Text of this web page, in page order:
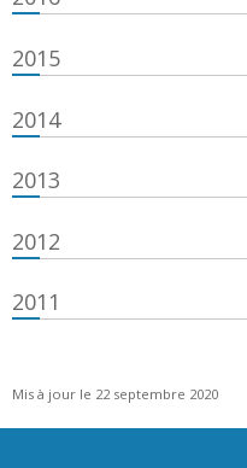
2015
2014
2013
2012
2011
Mis à jour le 22 septembre 2020